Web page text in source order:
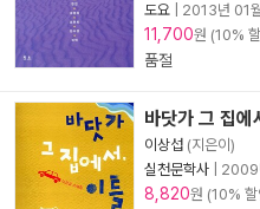
도요
2013년 01
11,700원 (10%
품절
바닷가 그 집에
이상섭 (지은이)
실천문학사
2009
8,820원 (10%